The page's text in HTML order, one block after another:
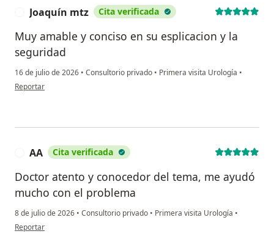
Joaquín mtz Cita verificada
Muy amable y conciso en su esplicacion y la
seguridad
16 de julio de 2026 • Consultorio privado • Primera visita Urología •
en opinión del usuario Joaquín mtz
Reportar
AA Cita verificada
Doctor atento y conocedor del tema, me ayudó
mucho con el problema
8 de julio de 2026 • Consultorio privado • Primera visita Urología •
en opinión del usuario AA
Reportar